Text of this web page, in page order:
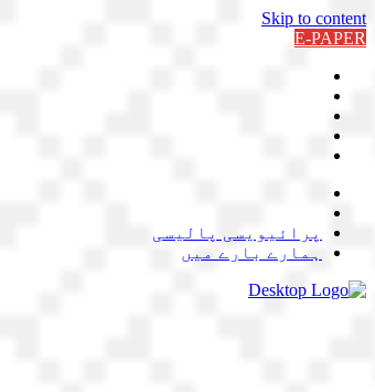
Skip to content
E-PAPER
پرائیویسی پالیسی
ہمارے بارے میں